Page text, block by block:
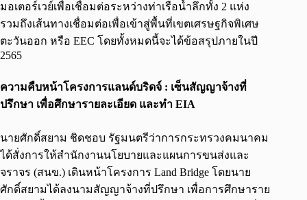
มอเตอร์เวย์เพื่อเชื่อมต่อระหว่างท่าเรือน้ำลึกทั้ง 2 แห่ง
รวมถึงเส้นทางเชื่อมต่อเพื่อเข้าสู่พื้นที่เขตเศรษฐกิจพิเศษ
ตะวันออก หรือ EEC โดยทั้งหมดนี้จะได้ข้อสรุปภายในปี
2565
ความคืบหน้าโครงการแลนด์บริดจ์ : เซ็นสัญญาจ้างที่
ปรึกษา เพื่อศึกษารายละเอียด และทำ EIA
นายศักดิ์สยาม ชิดชอบ รัฐมนตรีว่าการกระทรวงคมนาคม
ได้สั่งการให้สำนักงานนโยบายและแผนการขนส่งและ
จราจร (สนข.) เดินหน้าโครงการ Land Bridge โดยนาย
ศักดิ์สยามได้ลงนามสัญญาจ้างที่ปรึกษา เพื่อการศึกษาราย